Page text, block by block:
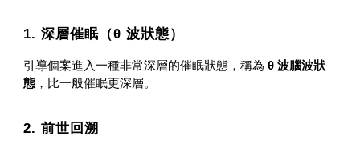
1. 深層催眠（θ 波狀態）
引導個案進入一種非常深層的催眠狀態，稱為θ 波腦波狀
態 ，比一般催眠更深層。
2. 前世回溯